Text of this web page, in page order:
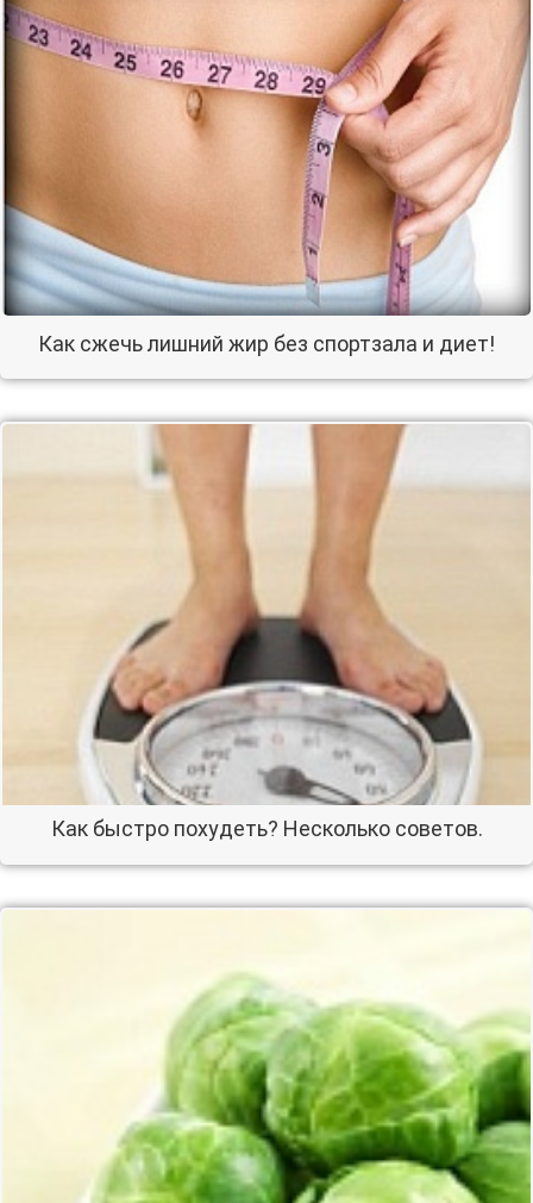
Как сжечь лишний жир без спортзала и диет!
Как быстро похудеть? Несколько советов.